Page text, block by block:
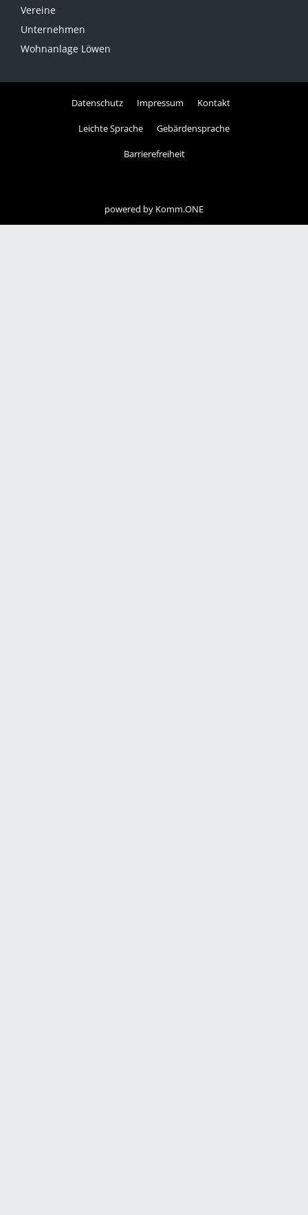
Vereine
Unternehmen
Wohnanlage Löwen
Datenschutz Impressum Kontakt
Leichte Sprache Gebärdensprache
Barrierefreiheit
powered by Komm.ONE